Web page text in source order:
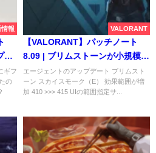
報
ギフ
の
VALORANT
【VALORANT】パッチノート
8.09 | ブリムストーンが小規模強
化、クロスヘアプロファイルが
失われていた不具合が修正
エージェントのアップデート ブリムスト
ーン スカイスモーク（E） 効果範囲が増
加 410 >>> 415 UIの範囲指定サ...